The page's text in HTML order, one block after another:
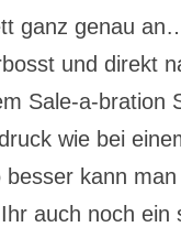
ganz genau
und direkt
Sale-a-bration
wie bei
kann
auch noch